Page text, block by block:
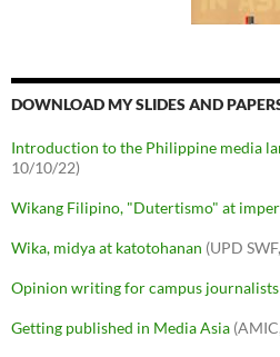
DOWNLOAD MY SLIDES AND
Introduction to the Philippine media
10/10/22)
Wikang Filipino, "Dutertismo" at
Wika, midya at katotohanan (UPD
Opinion writing for campus journalists
Getting published in Media Asia